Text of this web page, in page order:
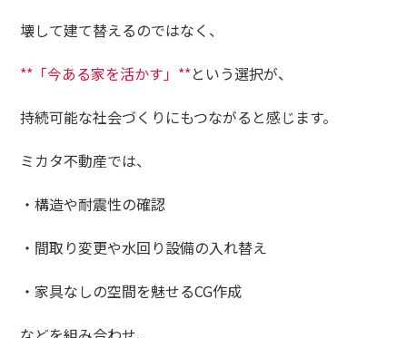
壊して建て替えるのではなく、
**「今ある家を活かす」**という選択が、
持続可能な社会づくりにもつながると感じます。
ミカタ不動産では、
・構造や耐震性の確認
・間取り変更や水回り設備の入れ替え
・家具なしの空間を魅せるCG作成